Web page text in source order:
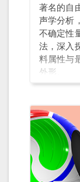
著名的自
声学分析
不确定性
法，深入
料属性与
外形。